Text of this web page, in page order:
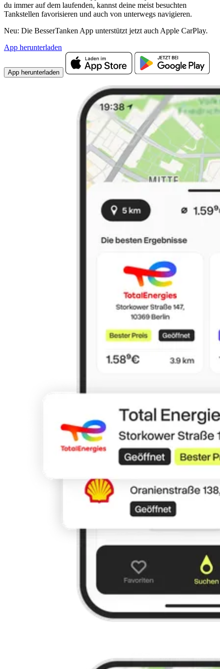
du immer auf dem laufenden, kannst deine meist besuchten
Tankstellen favorisieren und auch von unterwegs navigieren.
Neu: Die BesserTanken App unterstützt jetzt auch Apple CarPlay.
App herunterladen
App herunterladen